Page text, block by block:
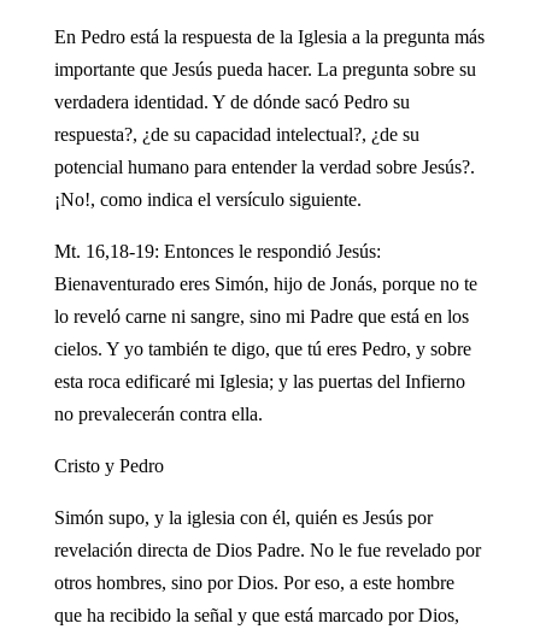
En Pedro está la respuesta de la Iglesia a la pregunta más
importante que Jesús pueda hacer. La pregunta sobre su
verdadera identidad. Y de dónde sacó Pedro su
respuesta?, ¿de su capacidad intelectual?, ¿de su
potencial humano para entender la verdad sobre Jesús?.
¡No!, como indica el versículo siguiente.
Mt. 16,18-19: Entonces le respondió Jesús:
Bienaventurado eres Simón, hijo de Jonás, porque no te
lo reveló carne ni sangre, sino mi Padre que está en los
cielos. Y yo también te digo, que tú eres Pedro, y sobre
esta roca edificaré mi Iglesia; y las puertas del Infierno
no prevalecerán contra ella.
Cristo y Pedro
Simón supo, y la iglesia con él, quién es Jesús por
revelación directa de Dios Padre. No le fue revelado por
otros hombres, sino por Dios. Por eso, a este hombre
que ha recibido la señal y que está marcado por Dios,